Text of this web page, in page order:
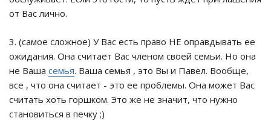
от Вас лично.
3. (самое сложное) У Вас есть право НЕ оправдывать ее
ожидания. Она считает Вас членом своей семьи. Но она
не Ваша семья. Ваша семья , это Вы и Павел. Вообще,
все , что она считает - это ее проблемы. Она может Вас
считать хоть горшком. Это же не значит, что нужно
становиться в печку ;)